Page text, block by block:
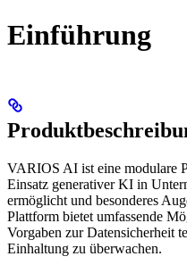
Einführung
VARIOS AI ist eine modulare
Einsatz generativer KI in
ermöglicht und besonderes
Plattform bietet umfassende
Vorgaben zur Datensicherheit
Einhaltung zu überwachen.